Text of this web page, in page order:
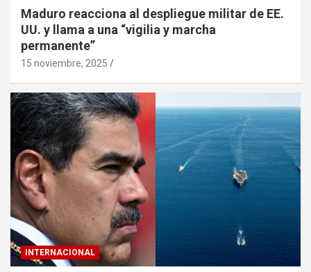
Maduro reacciona al despliegue militar de EE.
UU. y llama a una “vigilia y marcha
permanente”
15 noviembre, 2025
INTERNACIONAL